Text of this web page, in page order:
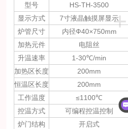
+
型号
HS-TH-3500
显示方式
7寸液晶触摸屏显示
炉管尺寸
内径Ф40×750mm
加热元件
电阻丝
升温速率
1-30℃/min
加热区长度
200mm
恒温区长度
200mm
工作温度
≤1100℃
控温方式
可编程控温控制
炉门结构
开启式